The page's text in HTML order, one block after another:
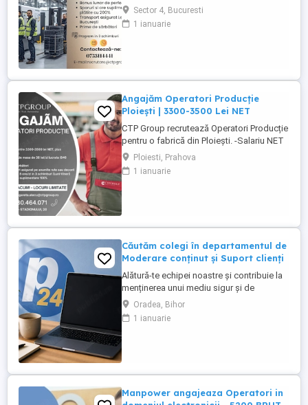
sector 4! Doresti să lucrezi intr-un mediu
profesionist in industria maselor plastice?
Esti persoana potrivita pentru noi!
Sector 4, Bucuresti
1 ianuarie
Angajăm Operatori Producție
Ploiești | 3300-3500 Lei NET
CTP Group recrutează Operatori Producție
pentru o fabrică din Ploiești. -Salariu NET
intre 3300 3500 lei -Tichete de masă: 840
lei luna (38 lei zi) -Transport asigurat sau
decont transport -Ore suplimentare plătite
Ploiesti, Prahova
1 ianuarie
Căutăm colegi în departamentul de
Moderare conținut și Suport clienți
Alătură-te echipei noastre și contribuie la
menținerea unui mediu sigur și de
încredere pe platformele noastre de
anunțuri din România, Germania și
Ungaria. În funcție de experiența și
Oradea, Bihor
1 ianuarie
Manpower angajeaza Operatori in